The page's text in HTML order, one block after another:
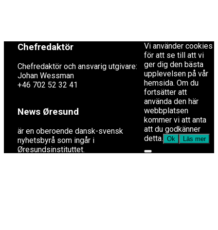
Chefredaktör
Chefredaktör och ansvarig utgivare:
Johan Wessman
+46 702 52 32 41
News Øresund
är en oberoende dansk-svensk
nyhets­byrå som ingår i
Øresundsinstituttet.
Vi använder cookies
för att se till att vi
ger dig den bästa
upplevelsen på vår
hemsida. Om du
fortsätter att
använda den här
webbplatsen
kommer vi att anta
att du godkänner
detta. Ok Läs mer